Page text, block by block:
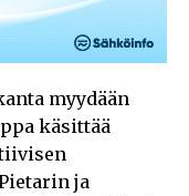
myydään
käsittää
ja